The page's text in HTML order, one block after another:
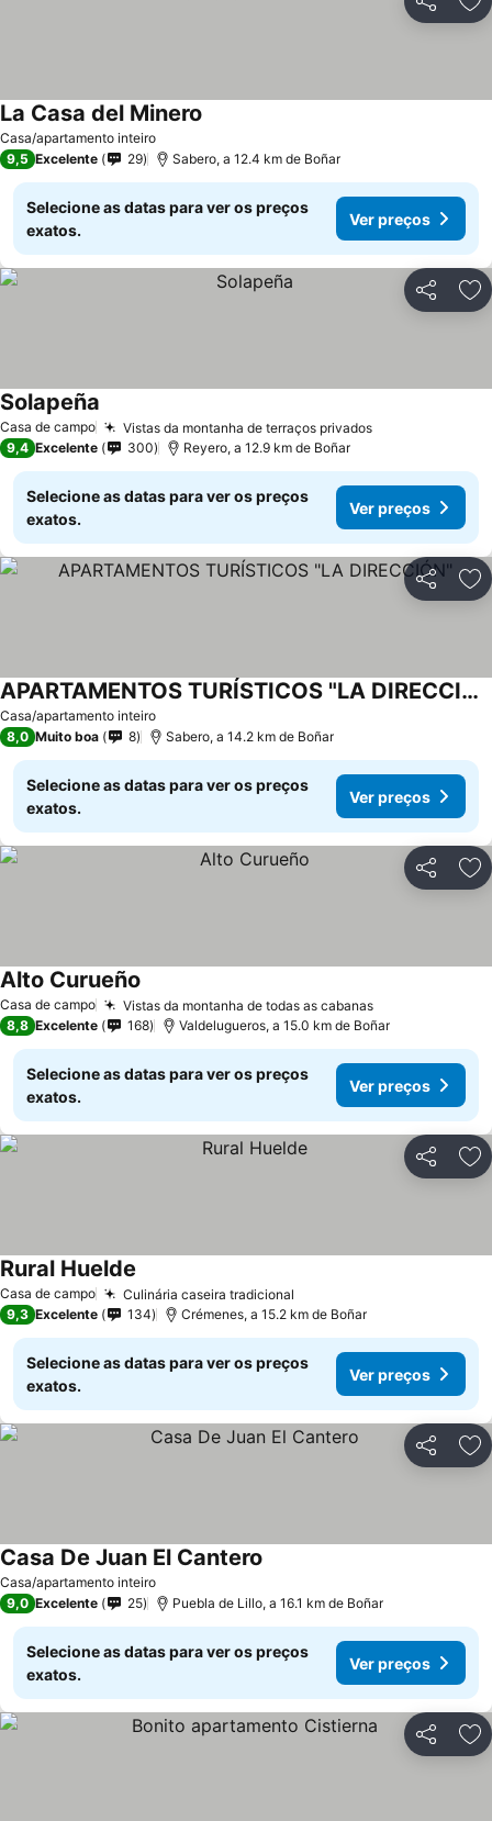
Partilhar
Casa/apartamento inteiro
La Casa del Minero
9,5 Excelente 29 Sabero, a 12.4 km de Boñar
Selecione as datas para ver os preços
exatos.
Ver preços
Partilhar
Casa de campo Vistas da montanha de terraços privados
Solapeña
9,4 Excelente 300 Reyero, a 12.9 km de Boñar
Selecione as datas para ver os preços
exatos.
Ver preços
Partilhar
Casa/apartamento inteiro
APARTAMENTOS TURÍSTICOS "LA DIRECCIÓN"
8,0 Muito boa 8 Sabero, a 14.2 km de Boñar
Selecione as datas para ver os preços
exatos.
Ver preços
Partilhar
Casa de campo Vistas da montanha de todas as cabanas
Alto Curueño
8,8 Excelente 168 Valdelugueros, a 15.0 km de Boñar
Selecione as datas para ver os preços
exatos.
Ver preços
Partilhar
Casa de campo Culinária caseira tradicional
Rural Huelde
9,3 Excelente 134 Crémenes, a 15.2 km de Boñar
Selecione as datas para ver os preços
exatos.
Ver preços
Partilhar
Casa/apartamento inteiro
Casa De Juan El Cantero
9,0 Excelente 25 Puebla de Lillo, a 16.1 km de Boñar
Selecione as datas para ver os preços
exatos.
Ver preços
Partilhar